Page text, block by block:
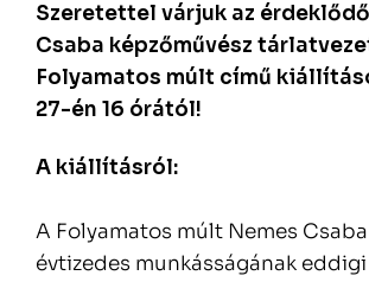
Szeretettel várjuk az
Csaba képzőművész
Folyamatos múlt című
27-én 16 órától!
A kiállításról:
A Folyamatos múlt Nemes
évtizedes munkásságának eddigi